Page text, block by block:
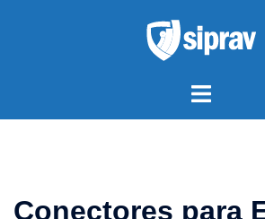
Alternar
Conectores para